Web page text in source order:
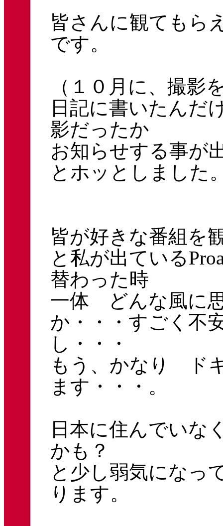
皆さんに観てもら
です。
（１０月に、撮
日記に書いたんだ
影だったか
お知らせする事
とホッとしました
皆が好きな番組を
と私が出ている
替わった時
一体 どんな風に
か・・・すごく不
し・・・
もう、かなり ド
ます・・・。
日本に住んでいな
かも？
と少し弱気になっ
ります。